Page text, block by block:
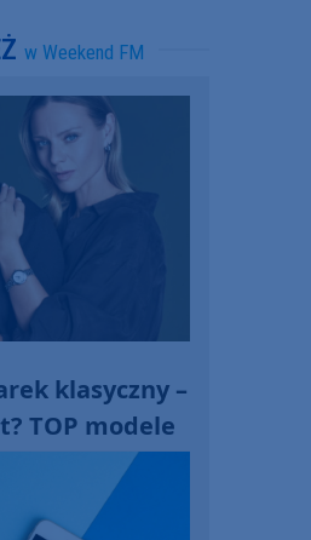
w Weekend FM
klasyczny –
TOP modele